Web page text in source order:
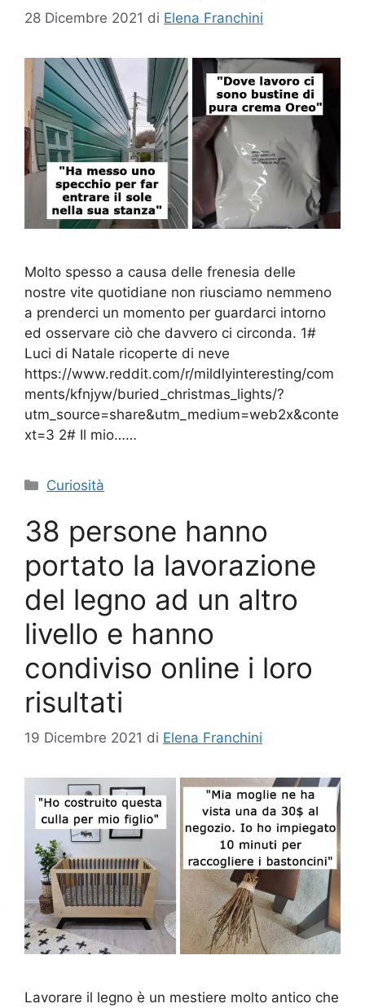
28 Dicembre 2021 di Elena Franchini
Molto spesso a causa delle frenesia delle
nostre vite quotidiane non riusciamo nemmeno
a prenderci un momento per guardarci intorno
ed osservare ciò che davvero ci circonda. 1#
Luci di Natale ricoperte di neve
https://www.reddit.com/r/mildlyinteresting/com
ments/kfnjyw/buried_christmas_lights/?
utm_source=share&utm_medium=web2x&conte
xt=3 2# Il mio……
Categorie
Curiosità
38 persone hanno
portato la lavorazione
del legno ad un altro
livello e hanno
condiviso online i loro
risultati
19 Dicembre 2021 di Elena Franchini
Lavorare il legno è un mestiere molto antico che